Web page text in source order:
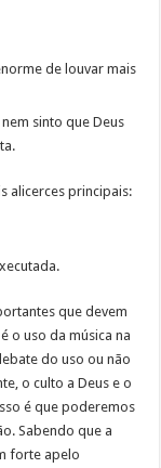
de louvar mais
sinto que Deus
alicerces principais:
que devem
o uso da música na
do uso ou não
o culto a Deus e o
é que poderemos
Sabendo que a
forte apelo